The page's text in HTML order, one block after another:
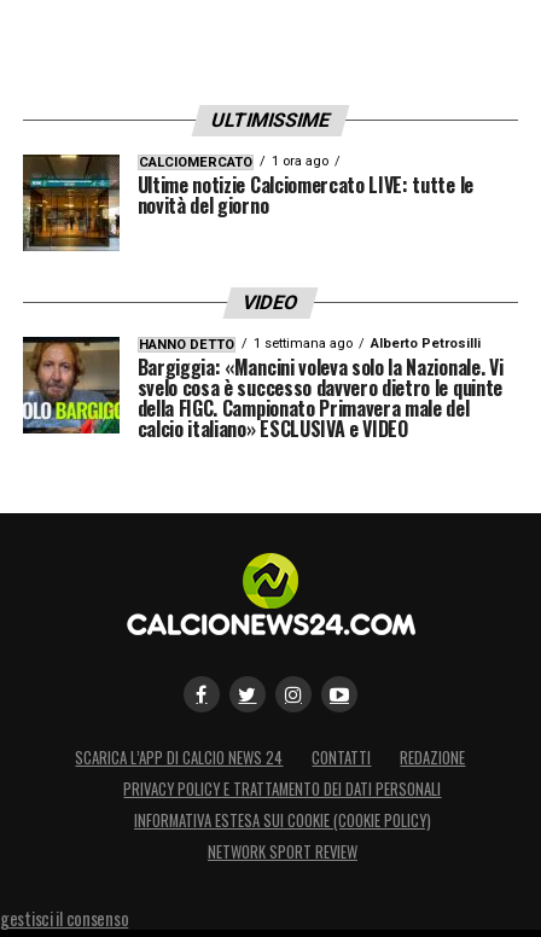
ULTIMISSIME
CALCIOMERCATO 1 ora ago
Ultime notizie Calciomercato LIVE: tutte le
novità del giorno
VIDEO
HANNO DETTO 1 settimana ago Alberto Petrosilli
Bargiggia: «Mancini voleva solo la Nazionale. Vi
svelo cosa è successo davvero dietro le quinte
della FIGC. Campionato Primavera male del
calcio italiano» ESCLUSIVA e VIDEO
SCARICA L’APP DI CALCIO NEWS 24 CONTATTI
REDAZIONE
PRIVACY POLICY E TRATTAMENTO DEI DATI PERSONALI
INFORMATIVA ESTESA SUI COOKIE (COOKIE POLICY)
NETWORK SPORT REVIEW
gestisci il consenso